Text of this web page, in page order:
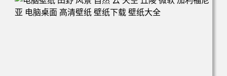
面 高清壁纸 壁纸下载 壁纸大全